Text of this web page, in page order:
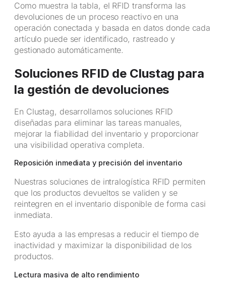
Como muestra la tabla, el RFID transforma las
devoluciones de un proceso reactivo en una
operación conectada y basada en datos donde cada
artículo puede ser identificado, rastreado y
gestionado automáticamente.
Soluciones RFID de Clustag para
la gestión de devoluciones
En Clustag, desarrollamos soluciones RFID
diseñadas para eliminar las tareas manuales,
mejorar la fiabilidad del inventario y proporcionar
una visibilidad operativa completa.
Reposición inmediata y precisión del inventario
Nuestras soluciones de intralogística RFID permiten
que los productos devueltos se validen y se
reintegren en el inventario disponible de forma casi
inmediata.
Esto ayuda a las empresas a reducir el tiempo de
inactividad y maximizar la disponibilidad de los
productos.
Lectura masiva de alto rendimiento